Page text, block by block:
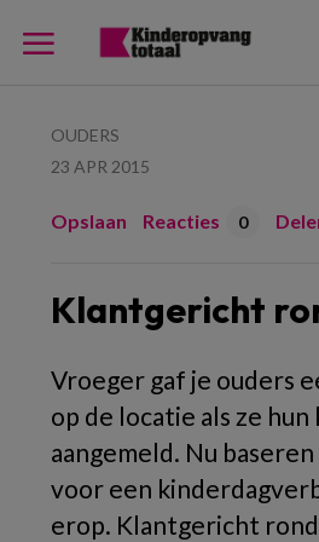
OUDERS
23 APR 2015
Opslaan Reacties 0
Klantgericht
Vroeger gaf je ouders
op de locatie als ze hun
aangemeld. Nu
voor een
erop. Klantgericht